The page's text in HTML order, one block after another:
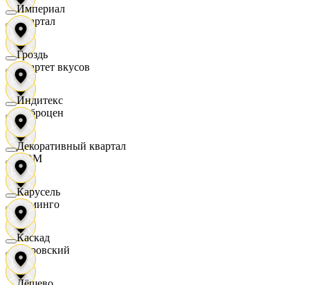
Квартал
Квартет вкусов
Доброцен
ДОМ
Доминго
Кировский
Империал
Гроздь
Индитекс
Декоративный квартал
Карусель
Каскад